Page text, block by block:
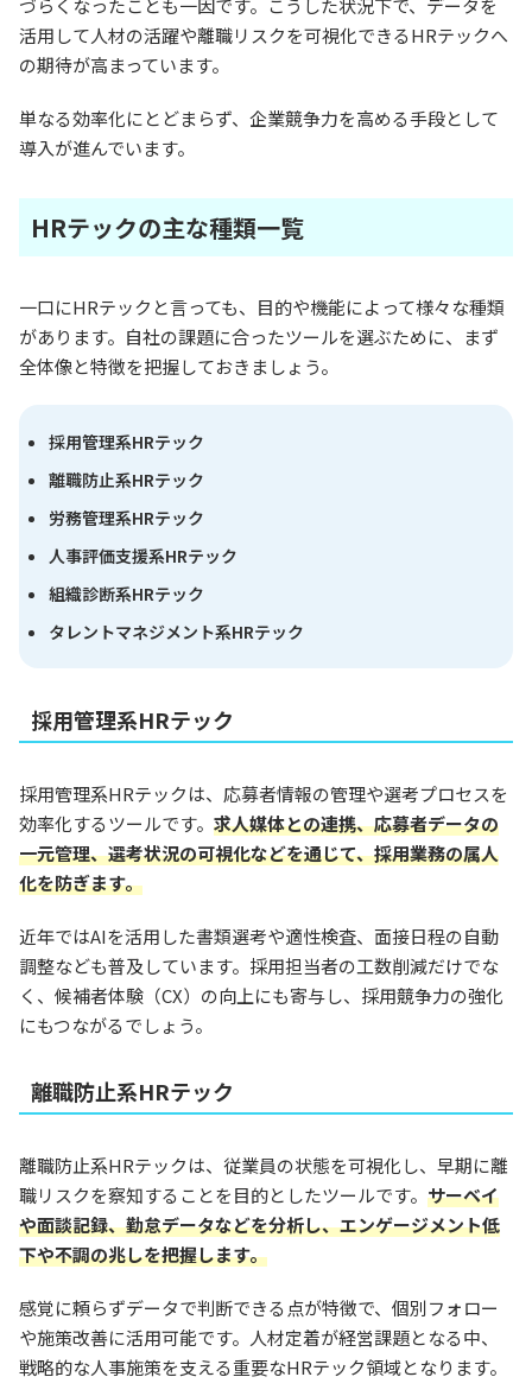
づらくなったことも一因です。こうした状況下で、データを
活用して人材の活躍や離職リスクを可視化できるHRテックへ
の期待が高まっています。
単なる効率化にとどまらず、企業競争力を高める手段として
導入が進んでいます。
HRテックの主な種類一覧
一口にHRテックと言っても、目的や機能によって様々な種類
があります。自社の課題に合ったツールを選ぶために、まず
全体像と特徴を把握しておきましょう。
採用管理系HRテック
離職防止系HRテック
労務管理系HRテック
人事評価支援系HRテック
組織診断系HRテック
タレントマネジメント系HRテック
採用管理系HRテック
採用管理系HRテックは、応募者情報の管理や選考プロセスを
効率化するツールです。 求人媒体との連携、応募者データの
一元管理、選考状況の可視化などを通じて、採用業務の属人
化を防ぎます。
近年ではAIを活用した書類選考や適性検査、面接日程の自動
調整なども普及しています。採用担当者の工数削減だけでな
く、候補者体験（CX）の向上にも寄与し、採用競争力の強化
にもつながるでしょう。
離職防止系HRテック
離職防止系HRテックは、従業員の状態を可視化し、早期に離
職リスクを察知することを目的としたツールです。 サーベイ
や面談記録、勤怠データなどを分析し、エンゲージメント低
下や不調の兆しを把握します。
感覚に頼らずデータで判断できる点が特徴で、個別フォロー
や施策改善に活用可能です。人材定着が経営課題となる中、
戦略的な人事施策を支える重要なHRテック領域となります。